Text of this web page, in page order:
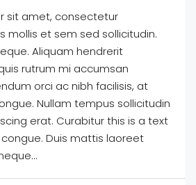
sit amet, consectetur
mollis et sem sed sollicitudin.
Aliquam hendrerit
rutrum mi accumsan
orci ac nibh facilisis, at
Nullam tempus sollicitudin
erat. Curabitur this is a text
Duis mattis laoreet